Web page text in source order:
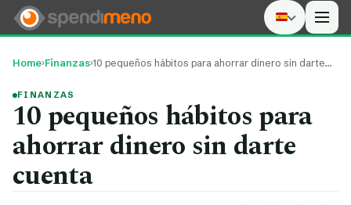
Home›Finanzas›10 pequeños hábitos para ahorrar dinero sin darte…
FINANZAS
10 pequeños hábitos para
ahorrar dinero sin darte
cuenta